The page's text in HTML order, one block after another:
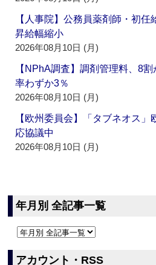
【人事院】公務員薬剤師・初任
昇給幅縮小
2026年08月10日 (月)
【NPhA調査】調剤管理料、8
率わずか3％
2026年08月10日 (月)
【欧州委員会】「タブネオス」
応協議中
2026年08月10日 (月)
年月別 全記事一覧
アカウント・RSS